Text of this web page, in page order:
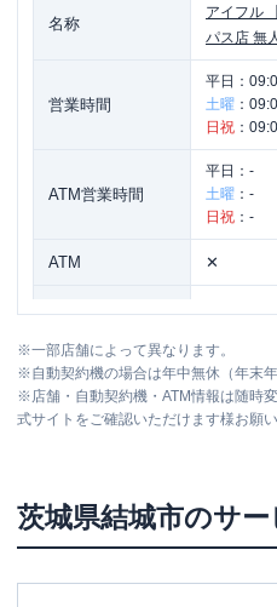
名称
アイフル
パス店 無
営業時間
平日：
土曜 ：
日祝 ：
ATM営業時間
平日： -
土曜 ： -
日祝 ： -
ATM ✕
住所 茨城県結
※一部店舗によって異なります。
※自動契約機の場合は年中無休（年末年
※店舗・自動契約機・ATM情報は随時
式サイトをご確認いただけます様お願い
茨城県結城市のサ